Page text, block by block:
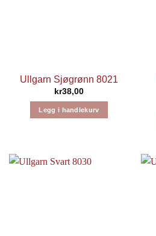
Ullgarn Sjøgrønn 8021
kr38,00
Legg i handlekurv